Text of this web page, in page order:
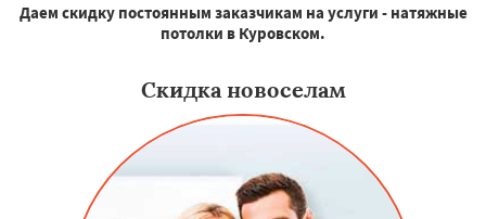
Даем скидку постоянным заказчикам на услуги - натяжные
потолки в Куровском.
Скидка новоселам